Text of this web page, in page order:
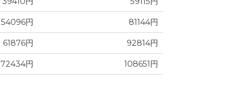
54096円 81144円
61876円 92814円
72434円 108651円